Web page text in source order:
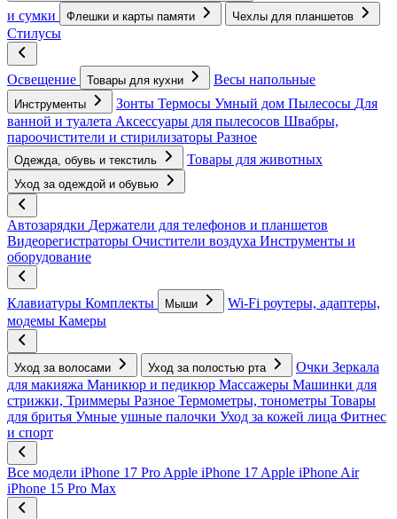
и сумки
Флешки и карты памяти Чехлы для планшетов
Стилусы
Освещение Товары для кухни Весы напольные
Инструменты Зонты Термосы Умный дом Пылесосы Для
ванной и туалета Аксессуары для пылесосов Швабры,
пароочистители и стирилизаторы Разное
Одежда, обувь и текстиль Товары для животных
Уход за одеждой и обувью
Автозарядки Держатели для телефонов и планшетов
Видеорегистраторы Очистители воздуха Инструменты и
оборудование
Клавиатуры Комплекты Мыши
Wi-Fi роутеры, адаптеры,
модемы Камеры
Уход за волосами Уход за полостью рта Очки Зеркала
для макияжа Маникюр и педикюр Массажеры Машинки для
стрижки, Триммеры Разное Термометры, тонометры Товары
для бритья Умные ушные палочки Уход за кожей лица Фитнес
и спорт
Все модели iPhone 17 Pro Apple iPhone 17 Apple iPhone Air
iPhone 15 Pro Max